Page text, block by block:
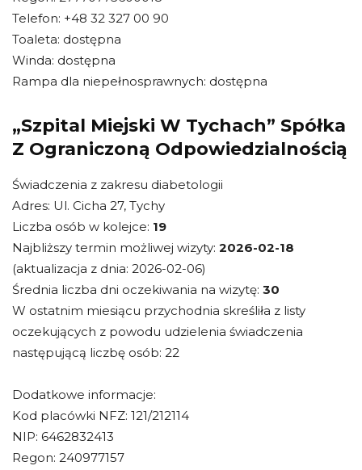
Telefon: +48 32 327 00 90
Toaleta: dostępna
Winda: dostępna
Rampa dla niepełnosprawnych: dostępna
„Szpital Miejski W Tychach” Spółka
Z Ograniczoną Odpowiedzialnością
Świadczenia z zakresu diabetologii
Adres: Ul. Cicha 27, Tychy
Liczba osób w kolejce: 19
Najbliższy termin możliwej wizyty: 2026-02-18
(aktualizacja z dnia: 2026-02-06)
Średnia liczba dni oczekiwania na wizytę: 30
W ostatnim miesiącu przychodnia skreśliła z listy
oczekujących z powodu udzielenia świadczenia
następującą liczbę osób: 22
Dodatkowe informacje:
Kod placówki NFZ: 121/212114
NIP: 6462832413
Regon: 240977157